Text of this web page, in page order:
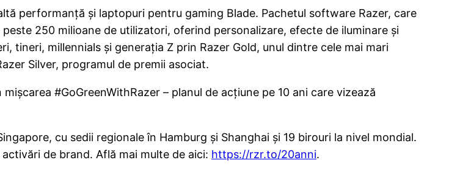
performanță și laptopuri pentru gaming Blade. Pachetul software Razer, care
250 milioane de utilizatori, oferind personalizare, efecte de iluminare și
tineri, millennials și generația Z prin Razer Gold, unul dintre cele mai mari
Silver, programul de premii asociat.
#GoGreenWithRazer – planul de acțiune pe 10 ani care vizează
cu sedii regionale în Hamburg și Shanghai și 19 birouri la nivel mondial.
de brand. Află mai multe de aici: https://rzr.to/20anni.